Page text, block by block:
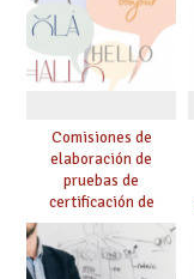
Comisiones de
elaboración de
pruebas de
certificación de
competencia
lingüística: publicada
resolución definitiva